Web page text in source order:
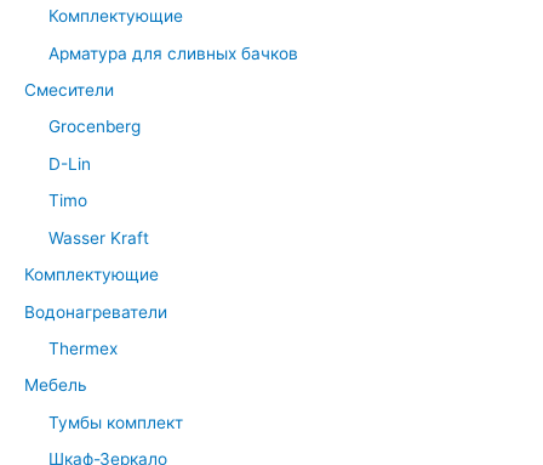
Комплектующие
Арматура для сливных бачков
Смесители
Grocenberg
D-Lin
Timo
Wasser Kraft
Комплектующие
Водонагреватели
Thermex
Мебель
Тумбы комплект
Шкаф-Зеркало